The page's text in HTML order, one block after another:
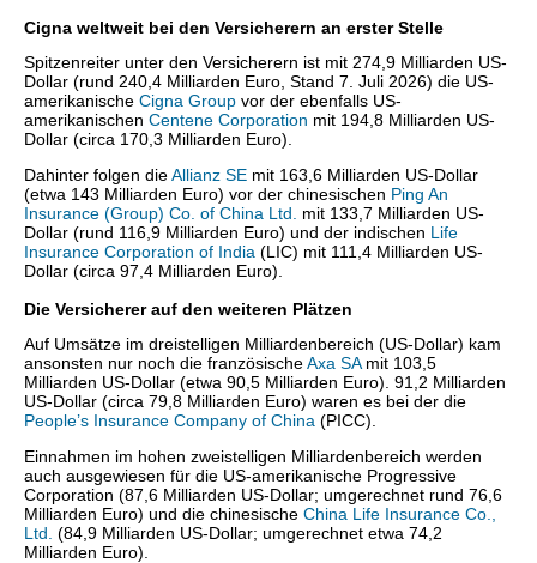
Cigna weltweit bei den Versicherern an erster Stelle
Spitzenreiter unter den Versicherern ist mit 274,9 Milliarden US-
Dollar (rund 240,4 Milliarden Euro, Stand 7. Juli 2026) die US-
amerikanische Cigna Group vor der ebenfalls US-
amerikanischen Centene Corporation mit 194,8 Milliarden US-
Dollar (circa 170,3 Milliarden Euro).
Dahinter folgen dieAllianz SE mit 163,6 Milliarden US-Dollar
(etwa 143 Milliarden Euro) vor der chinesischen Ping An
Insurance (Group) Co. of China Ltd.
mit 133,7 Milliarden US-
Dollar (rund 116,9 Milliarden Euro) und der indischen Life
Insurance Corporation of India (LIC) mit 111,4 Milliarden US-
Dollar (circa 97,4 Milliarden Euro).
Die Versicherer auf den weiteren Plätzen
Auf Umsätze im dreistelligen Milliardenbereich (US-Dollar) kam
ansonsten nur noch die französischeAxa SAmit 103,5
Milliarden US-Dollar (etwa 90,5 Milliarden Euro). 91,2 Milliarden
US-Dollar (circa 79,8 Milliarden Euro) waren es bei der die
People’s Insurance Company of China (PICC).
Einnahmen im hohen zweistelligen Milliardenbereich werden
auch ausgewiesen für die US-amerikanische Progressive
Corporation (87,6 Milliarden US-Dollar; umgerechnet rund 76,6
Milliarden Euro) und die chinesische China Life Insurance Co.,
Ltd. (84,9 Milliarden US-Dollar; umgerechnet etwa 74,2
Milliarden Euro).